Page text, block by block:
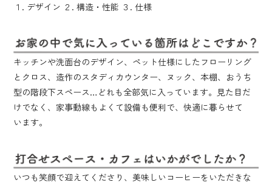
１. デザイン ２. 構造・性能 ３. 仕様
キッチンや洗面台のデザイン、ペット仕様にしたフローリング
とクロス、造作のスタディカウンター、ヌック、本棚、おうち
型の階段下スペース…どれも全部気に入っています。見た目だ
けでなく、家事動線もよくて設備も便利で、快適に暮らせて
います。
いつも笑顔で迎えてくださり、美味しいコーヒーをいただきな